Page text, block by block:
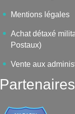
Mentions légales
Achat détaxé
Postaux)
Vente aux
Partenaires